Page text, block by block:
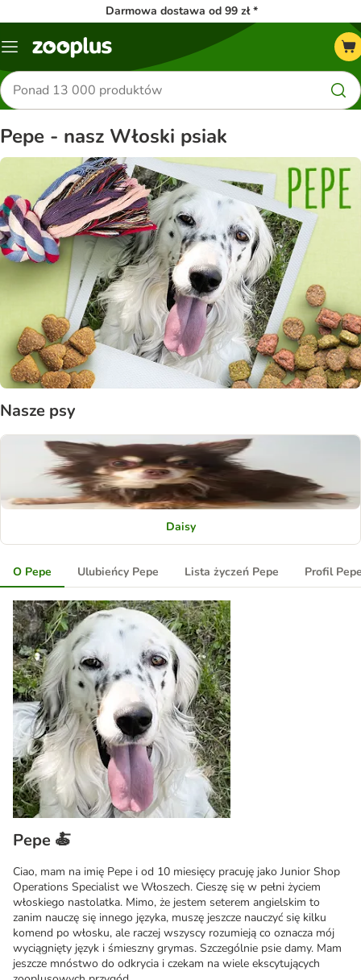
Darmowa dostawa od 99 zł *
Menu
Szukaj
produktów
Pepe - nasz Włoski psiak
Nasze psy
Daisy
O Pepe Ulubieńcy Pepe Lista życzeń Pepe Profil
Pepe 🍝
Ciao, mam na imię Pepe i od 10 miesięcy pracuję jako Junior Shop
Operations Specialist we Włoszech. Cieszę się w pełni życiem
włoskiego nastolatka. Mimo, że jestem seterem angielskim to
zanim nauczę się innego języka, muszę jeszcze nauczyć się kilku
komend po włosku, ale raczej wszyscy rozumieją co oznacza mój
wyciągnięty język i śmieszny grymas. Szczególnie psie damy. Mam
jeszcze mnóstwo do odkrycia i czekam na wiele ekscytujących